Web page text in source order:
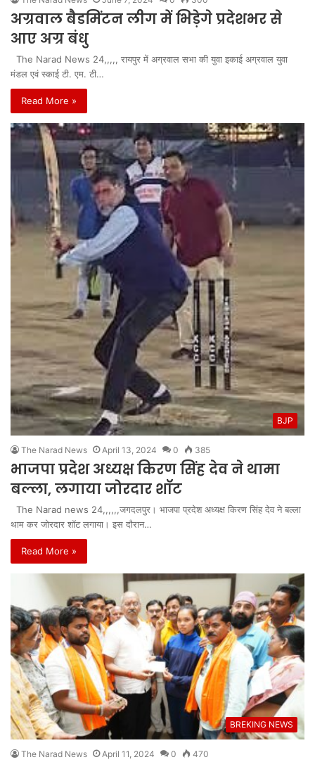
अग्रवाल बैडमिंटन लीग में भिड़ेगे प्रदेशभर से
आए अग्र बंधु
The Narad News 24,,,,, रायपुर में अग्रवाल सभा की युवा इकाई अग्रवाल युवा
मंडल एवं स्काई टी. एम. टी…
Read More »
BJP
The Narad News April 13, 2024 0 385
भाजपा प्रदेश अध्यक्ष किरण सिंह देव ने थामा
बल्ला, लगाया जोरदार शॉट
The Narad news 24,,,,,,जगदलपुर। भाजपा प्रदेश अध्यक्ष किरण सिंह देव ने बल्ला
थाम कर जोरदार शॉट लगाया। इस दौरान…
Read More »
BREKING NEWS
The Narad News April 11, 2024 0 470